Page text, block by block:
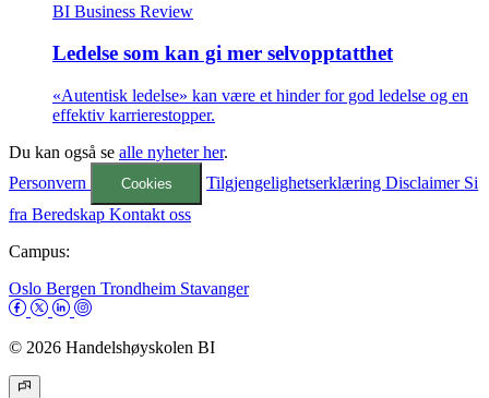
BI Business Review
Ledelse som kan gi mer selvopptatthet
«Autentisk ledelse» kan være et hinder for god ledelse og en
effektiv karrierestopper.
Du kan også se alle nyheter her.
Personvern
Cookies TilgjengelighetserklæringDisclaimer Si
fra Beredskap Kontakt oss
Campus:
Oslo Bergen Trondheim Stavanger
© 2026 Handelshøyskolen BI